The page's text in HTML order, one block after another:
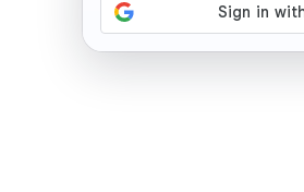
Advertisement